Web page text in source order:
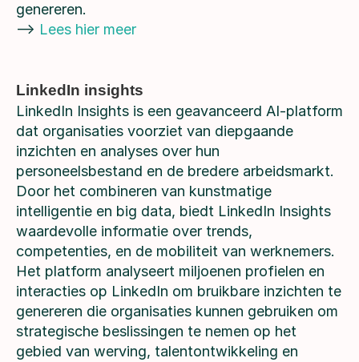
genereren.
—> Lees hier meer
LinkedIn insights
LinkedIn Insights is een geavanceerd AI-platform
dat organisaties voorziet van diepgaande
inzichten en analyses over hun
personeelsbestand en de bredere arbeidsmarkt.
Door het combineren van kunstmatige
intelligentie en big data, biedt LinkedIn Insights
waardevolle informatie over trends,
competenties, en de mobiliteit van werknemers.
Het platform analyseert miljoenen profielen en
interacties op LinkedIn om bruikbare inzichten te
genereren die organisaties kunnen gebruiken om
strategische beslissingen te nemen op het
gebied van werving, talentontwikkeling en